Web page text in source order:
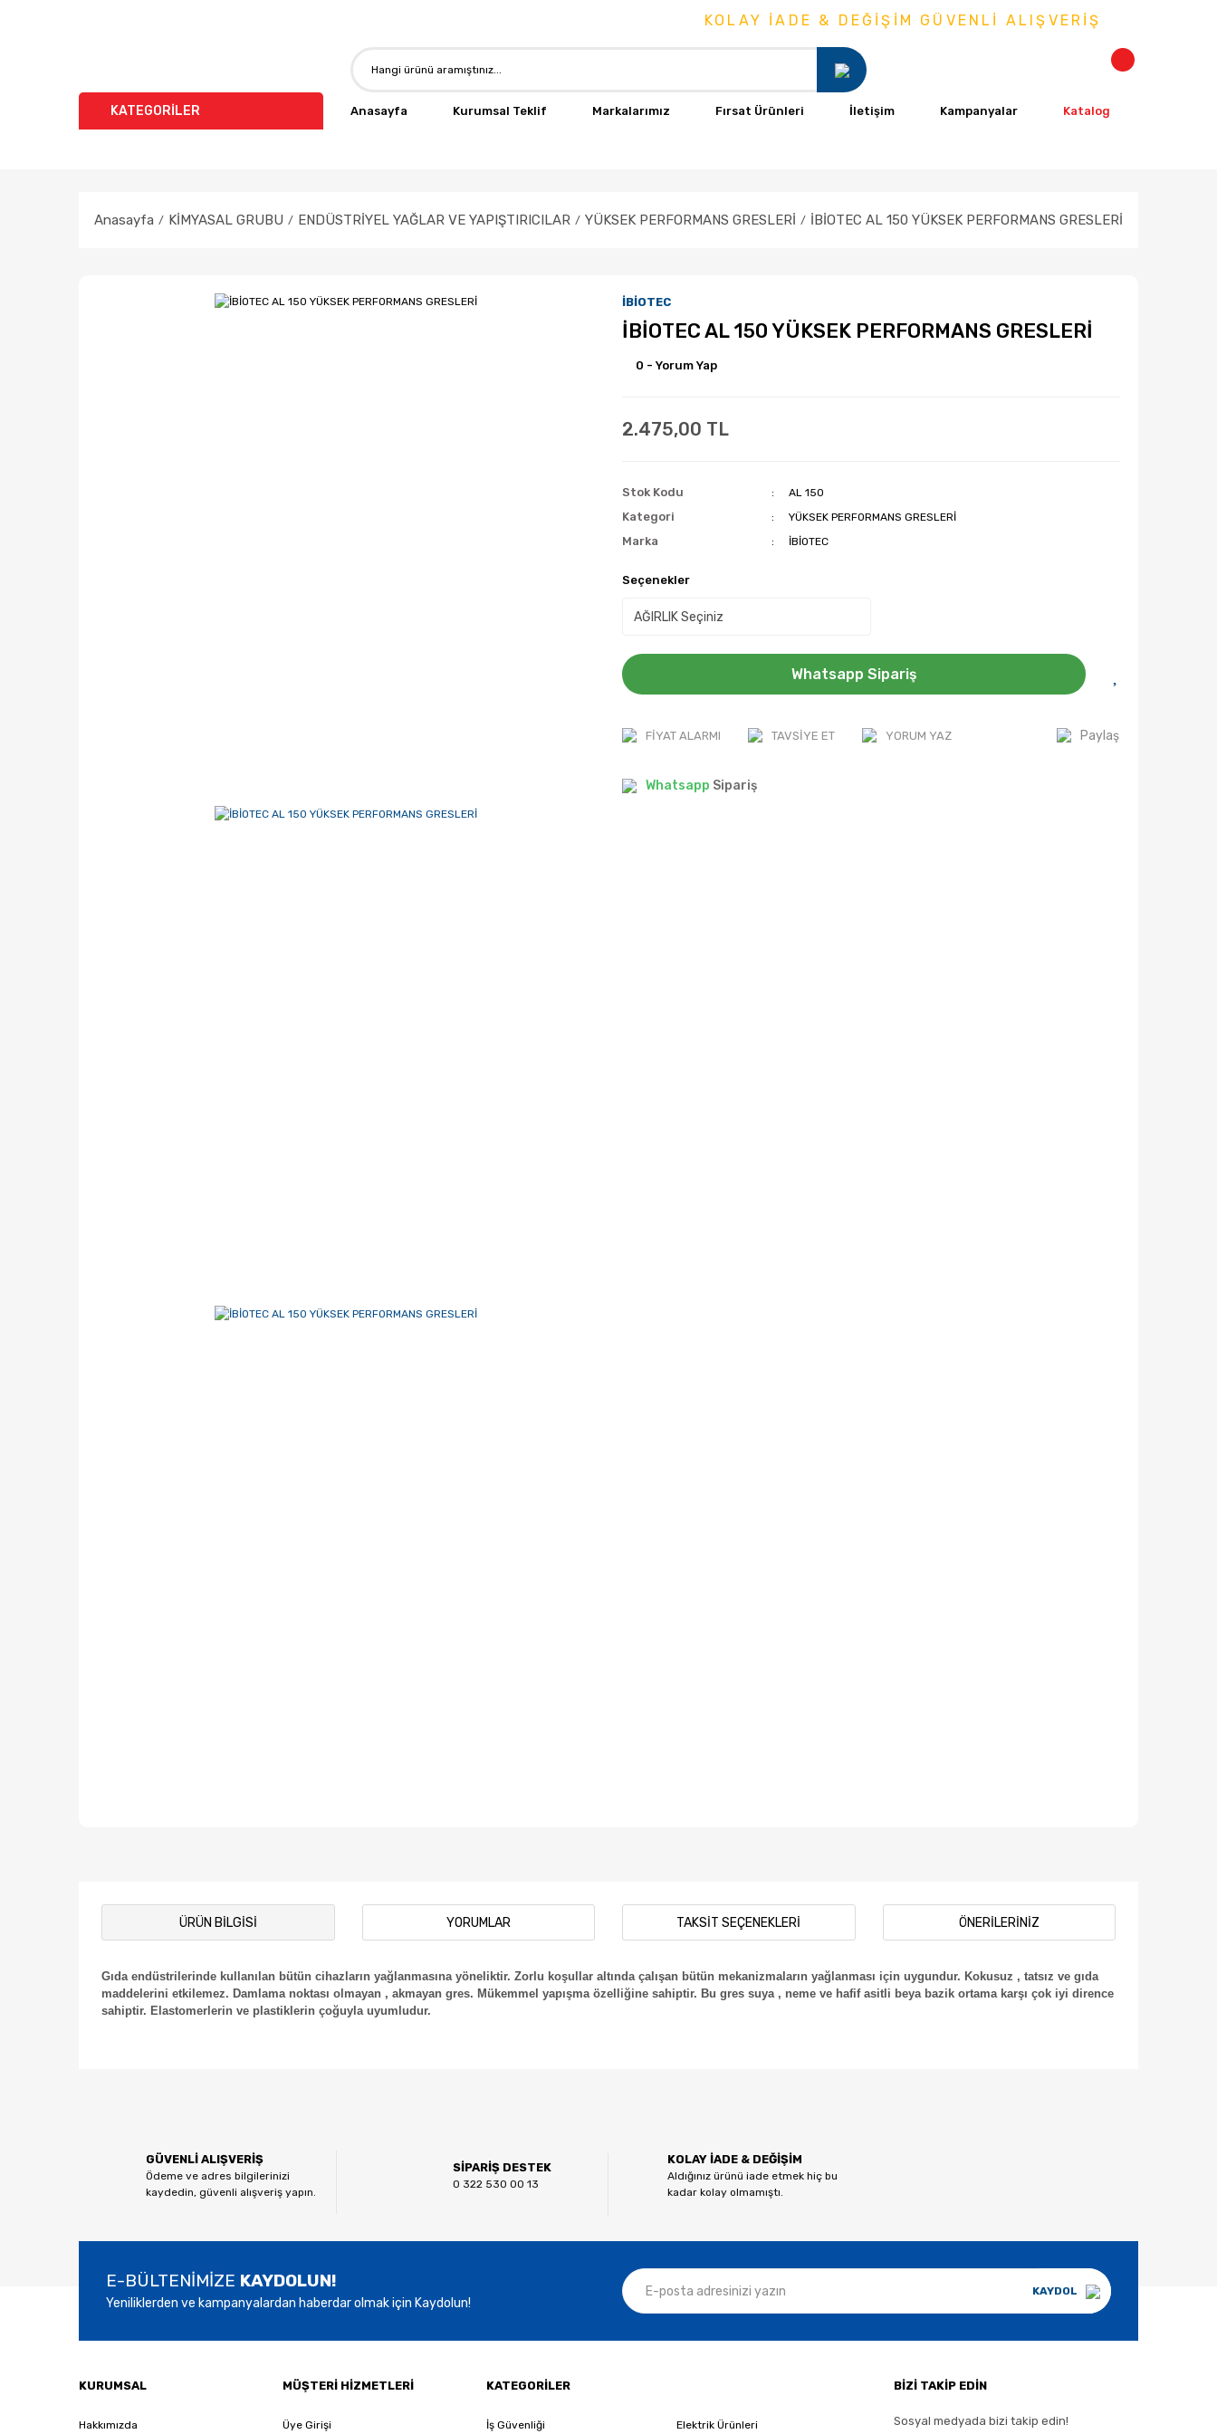
KOLAY İADE & DEĞİŞİM GÜVENLİ ALIŞVERİŞ
KATEGORİLER Anasayfa Kurumsal Teklif Markalarımız Fırsat Ürünleri İletişim Kampanyalar Katalog
Anasayfa KİMYASAL GRUBU ENDÜSTRİYEL YAĞLAR VE YAPIŞTIRICILAR YÜKSEK PERFORMANS GRESLERİ İBİOTEC AL 150 YÜKSEK PERFORMANS GRESLERİ
İBİOTEC
İBİOTEC AL 150 YÜKSEK PERFORMANS GRESLERİ
0 - Yorum Yap
2.475,00 TL
Stok Kodu AL 150
Kategori YÜKSEK PERFORMANS GRESLERİ
Marka İBİOTEC
Seçenekler
Whatsapp Sipariş
FIYAT ALARMI TAVSIYE ET YORUM YAZ Paylaş
Whatsapp Sipariş
ÜRÜN BILGISI YORUMLAR TAKSIT SEÇENEKLERI ÖNERILERINIZ
Gıda endüstrilerinde kullanılan bütün cihazların yağlanmasına yöneliktir. Zorlu koşullar altında çalışan bütün mekanizmaların yağlanması için uygundur. Kokusuz , tatsız ve gıda
maddelerini etkilemez. Damlama noktası olmayan , akmayan gres. Mükemmel yapışma özelliğine sahiptir. Bu gres suya , neme ve hafif asitli beya bazik ortama karşı çok iyi dirence
sahiptir. Elastomerlerin ve plastiklerin çoğuyla uyumludur.
Ürün açıklamasında eksik bilgiler bulunuyor.
Ürün bilgilerinde hatalar bulunuyor.
GÜVENLİ ALIŞVERİŞ
Ödeme ve adres bilgilerinizi
kaydedin, güvenli alışveriş yapın.
SİPARİŞ DESTEK
0 322 530 00 13
KOLAY İADE & DEĞİŞİM
Aldığınız ürünü iade etmek hiç bu
kadar kolay olmamıştı.
E-BÜLTENİMİZE KAYDOLUN!
Yeniliklerden ve kampanyalardan haberdar olmak için Kaydolun!
KAYDOL
KURUMSAL
Hakkımızda
MÜŞTERİ HİZMETLERİ
Üye Girişi
KATEGORİLER
İş Güvenliği Elektrik Ürünleri
BİZİ TAKİP EDİN
Sosyal medyada bizi takip edin!